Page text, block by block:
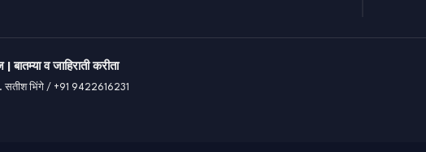
व जाहिराती करीता
सतीश भिंगे / +91 9422616231